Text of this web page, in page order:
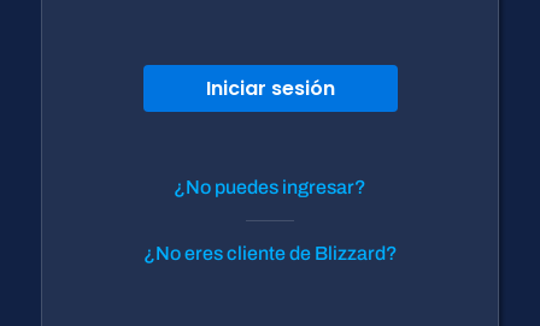
Iniciar sesión
¿No puedes ingresar?
¿No eres cliente de Blizzard?